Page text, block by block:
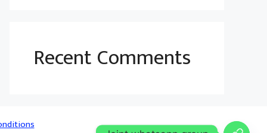
Recent Comments